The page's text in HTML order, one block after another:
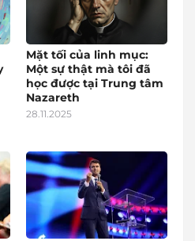
Mặt tối của linh mục:
Một sự thật mà tôi đã
học được tại Trung tâm
Nazareth
28.11.2025